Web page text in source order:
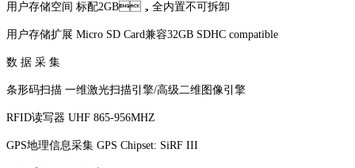
用户存储空间 标配2GB，全内置不可拆卸
用户存储扩展 Micro SD Card兼容32GB SDHC compatible
数 据 采 集
条形码扫描 一维激光扫描引擎/高级二维图像引擎
RFID读写器 UHF 865-956MHZ
GPS地理信息采集 GPS Chipset: SiRF III